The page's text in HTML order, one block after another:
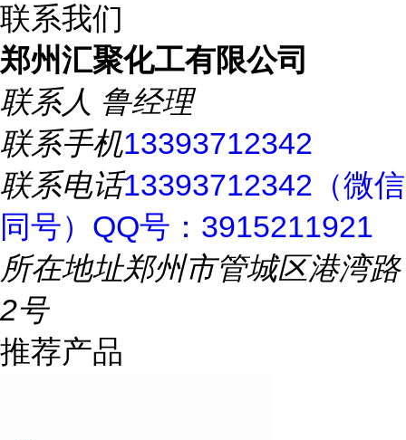
联系我们
郑州汇聚化工有限公司
联系人 鲁经理
联系手机13393712342
联系电话13393712342（微信
同号）QQ号：3915211921
所在地址郑州市管城区港湾路
2号
推荐产品